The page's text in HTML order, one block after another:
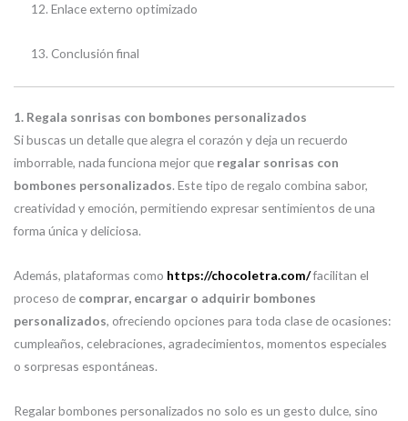
Enlace externo optimizado
Conclusión final
1. Regala sonrisas con bombones personalizados
Si buscas un detalle que alegra el corazón y deja un recuerdo
imborrable, nada funciona mejor que regalar sonrisas con
bombones personalizados. Este tipo de regalo combina sabor,
creatividad y emoción, permitiendo expresar sentimientos de una
forma única y deliciosa.
Además, plataformas como https://chocoletra.com/facilitan el
proceso de comprar, encargar o adquirir bombones
personalizados, ofreciendo opciones para toda clase de ocasiones:
cumpleaños, celebraciones, agradecimientos, momentos especiales
o sorpresas espontáneas.
Regalar bombones personalizados no solo es un gesto dulce, sino